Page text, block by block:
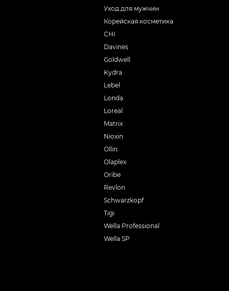
Уход для мужчин
Корейская косметика
CHI
Davines
Goldwell
Kydra
Lebel
Londa
Loreal
Matrix
Nioxin
Ollin
Olaplex
Oribe
Revlon
Schwarzkopf
Tigi
Wella Professional
Wella SP